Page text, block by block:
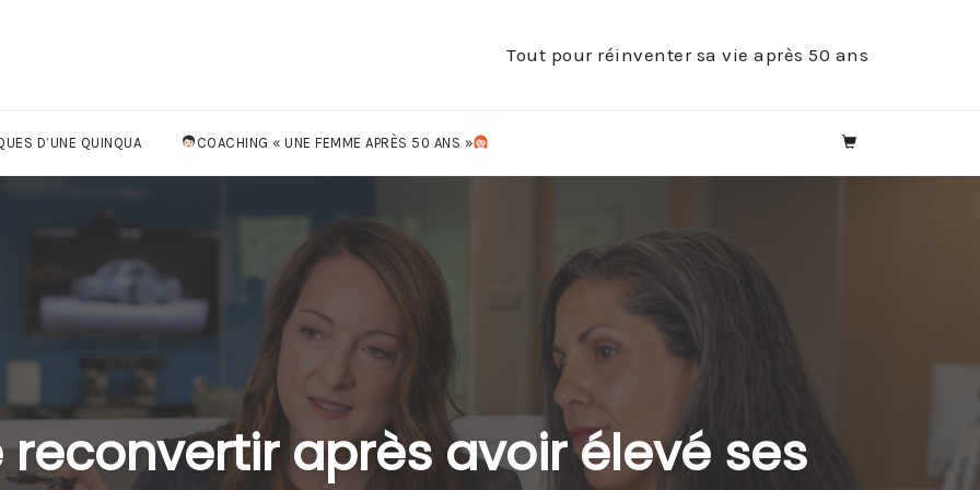
Tout pour réinventer sa vie après 50 ans
D’UNE QUINQUA COACHING « UNE FEMME APRÈS 50 ANS »
après avoir élevé ses